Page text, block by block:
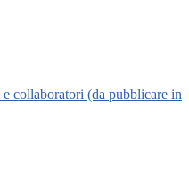
collaboratori (da pubblicare in